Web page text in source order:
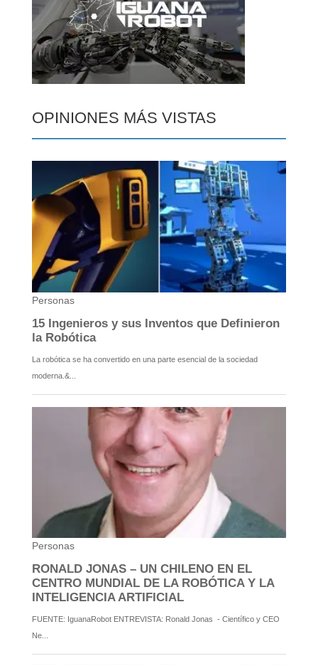
OPINIONES MÁS VISTAS